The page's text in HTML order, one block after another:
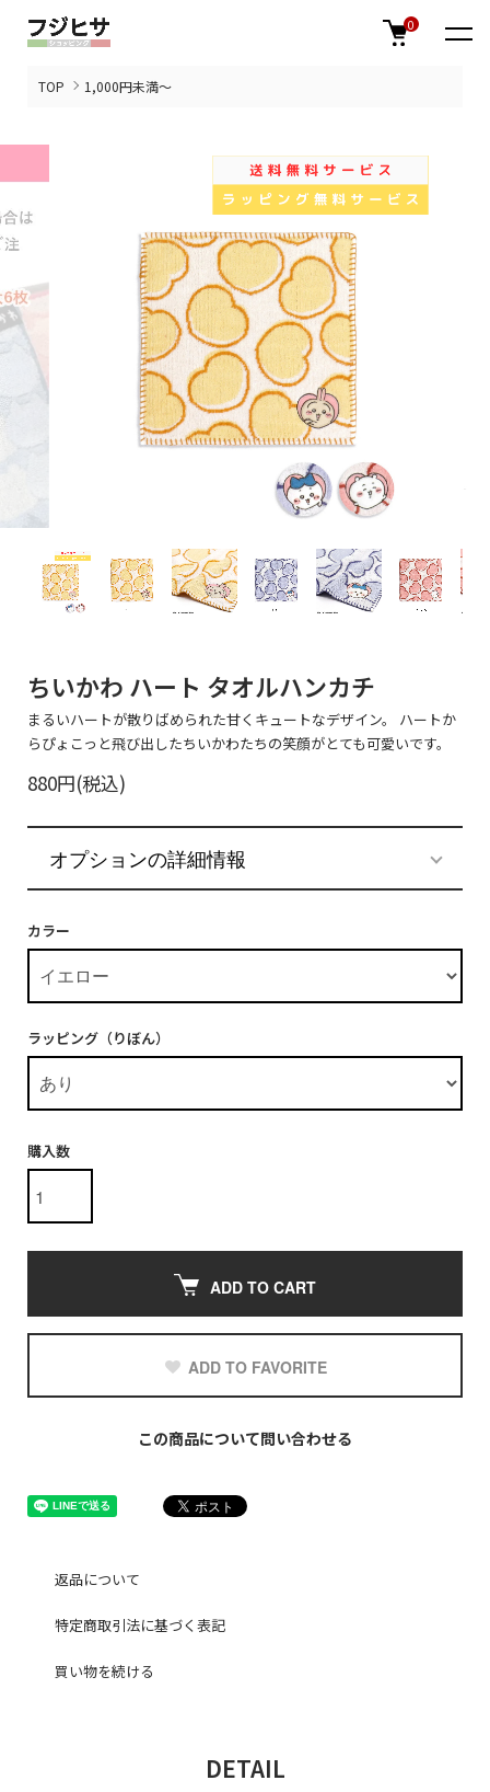
0
TOP 1,000円未満～
ちいかわ ハート タオルハンカチ
まるいハートが散りばめられた甘くキュートなデザイン。 ハートか
らぴょこっと飛び出したちいかわたちの笑顔がとても可愛いです。
880円(税込)
オプションの詳細情報
カラー
ラッピング（りぼん）
購入数
ADD TO CART
ADD TO FAVORITE
この商品について問い合わせる
返品について
特定商取引法に基づく表記
買い物を続ける
DETAIL